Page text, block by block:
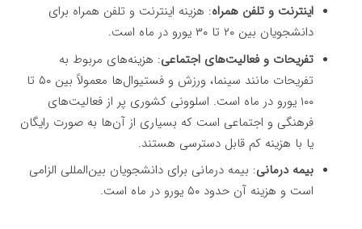
اینترنت و تلفن همراه: هزینه اینترنت و تلفن همراه برای
دانشجویان بین ۲۰ تا ۳۰ یورو در ماه است.
تفریحات و فعالیت‌های اجتماعی: هزینه‌های مربوط به
تفریحات مانند سینما، ورزش و فستیوال‌ها معمولاً بین ۵۰ تا
۱۰۰ یورو در ماه است. اسلوونی کشوری پر از فعالیت‌های
فرهنگی و اجتماعی است که بسیاری از آن‌ها به صورت رایگان
یا با هزینه کم قابل دسترسی هستند.
بیمه درمانی: بیمه درمانی برای دانشجویان بین‌المللی الزامی
است و هزینه آن حدود ۵۰ یورو در ماه است.